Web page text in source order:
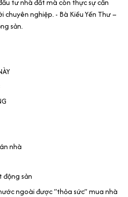
tư nhà đất mà còn thực sự cần
nghiệp. - Bà Kiều Yến Thư –
sản.
nhà
động sản
ngoài được “thỏa sức” mua nhà